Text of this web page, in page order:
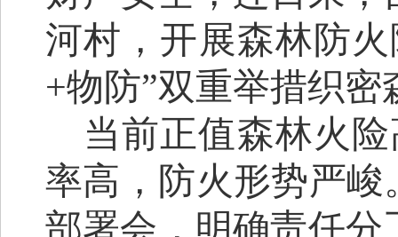
河村， 开展森林防
+物防”双重举措织
当前正值森林火
率高，防火形势严峻
部署会，明确责任